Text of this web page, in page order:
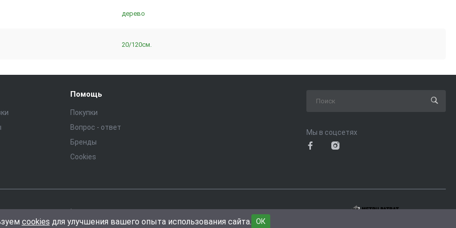
cookies для улучшения вашего опыта использования сайта. ОК
дерево
20/120см.
Помощь
Покупки
Вопрос - ответ
Бренды
Cookies
Мы в соцсетях
данных Общие условия гарантии и возврата Условия использования сайта